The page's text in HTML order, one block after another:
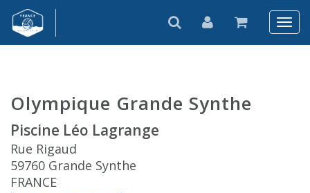
Olympique Grande Synthe
Piscine Léo Lagrange
Rue Rigaud
59760 Grande Synthe
FRANCE